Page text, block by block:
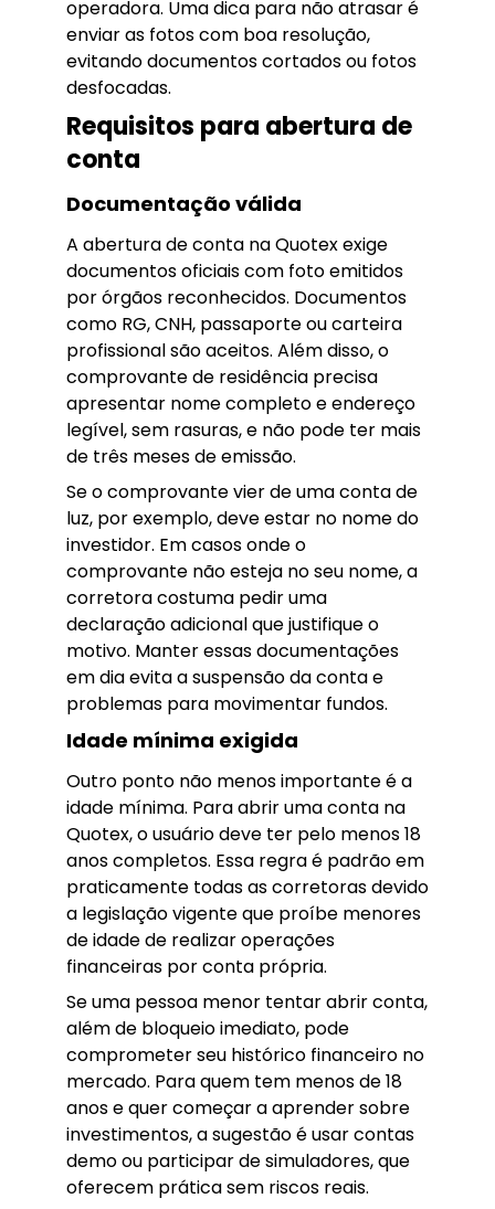
operadora. Uma dica para não atrasar é
enviar as fotos com boa resolução,
evitando documentos cortados ou fotos
desfocadas.
Requisitos para abertura de
conta
Documentação válida
A abertura de conta na Quotex exige
documentos oficiais com foto emitidos
por órgãos reconhecidos. Documentos
como RG, CNH, passaporte ou carteira
profissional são aceitos. Além disso, o
comprovante de residência precisa
apresentar nome completo e endereço
legível, sem rasuras, e não pode ter mais
de três meses de emissão.
Se o comprovante vier de uma conta de
luz, por exemplo, deve estar no nome do
investidor. Em casos onde o
comprovante não esteja no seu nome, a
corretora costuma pedir uma
declaração adicional que justifique o
motivo. Manter essas documentações
em dia evita a suspensão da conta e
problemas para movimentar fundos.
Idade mínima exigida
Outro ponto não menos importante é a
idade mínima. Para abrir uma conta na
Quotex, o usuário deve ter pelo menos 18
anos completos. Essa regra é padrão em
praticamente todas as corretoras devido
a legislação vigente que proíbe menores
de idade de realizar operações
financeiras por conta própria.
Se uma pessoa menor tentar abrir conta,
além de bloqueio imediato, pode
comprometer seu histórico financeiro no
mercado. Para quem tem menos de 18
anos e quer começar a aprender sobre
investimentos, a sugestão é usar contas
demo ou participar de simuladores, que
oferecem prática sem riscos reais.